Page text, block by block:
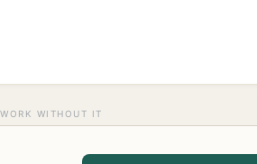
WITHOUT IT